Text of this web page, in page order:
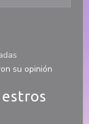
su opinión